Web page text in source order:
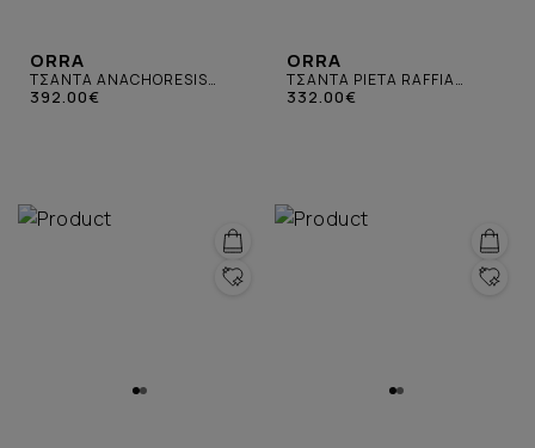
ORRA
ΤΣΑΝΤΑ ANACHORESIS
RAFFIA ΜΠΕΖ
392.00€
ORRA
ΤΣΑΝΤΑ PIETA RAFFIA
ΔΕΡΜΑΤΙΝΗ ΜΠΕΖ
332.00€